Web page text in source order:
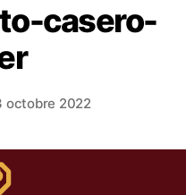
casero-
octobre 2022